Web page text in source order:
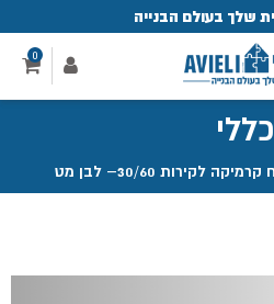
שלך בעולם הבנייה
0
כללי
לקירות 30/60– לבן מט